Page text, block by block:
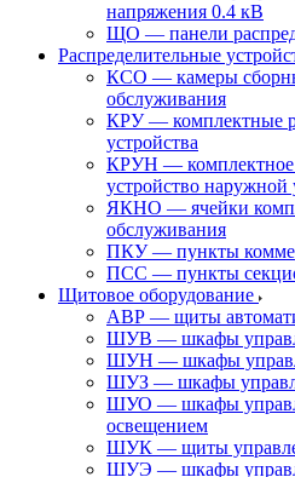
напряжения 0.4 кВ
ЩО — панели
Распределительные
КСО — камеры
обслуживания
КРУ — комплектные
устройства
КРУН — комплектное
устройство наружной
ЯКНО — ячейки
обслуживания
ПКУ — пункты
ПСС — пункты
Щитовое оборудование
АВР — щиты
ШУВ — шкафы
ШУН — шкафы
ШУЗ — шкафы
ШУО — шкафы
освещением
ШУК — щиты
ШУЭ — шкафы